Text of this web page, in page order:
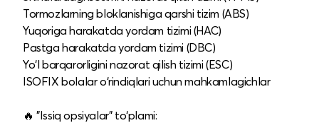
Tormozlarning bloklanishiga qarshi tizim (ABS)
Yuqoriga harakatda yordam tizimi (HAC)
Pastga harakatda yordam tizimi (DBC)
Yo‘l barqarorligini nazorat qilish tizimi (ESC)
ISOFIX bolalar o‘rindiqlari uchun mahkamlagichlar
🔥 "Issiq opsiyalar" to‘plami: